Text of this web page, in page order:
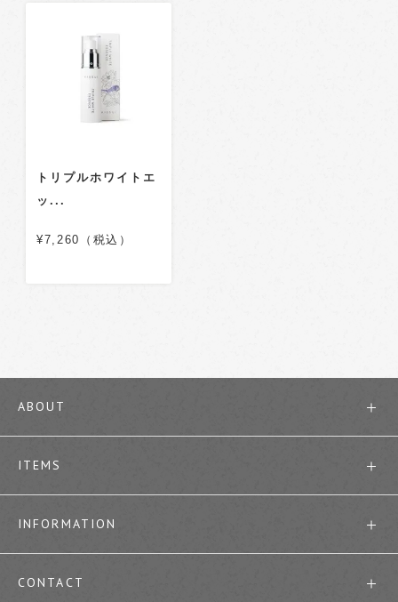
トリプルホワイトエ
ッ...
¥7,260（税込）
ABOUT
ITEMS
INFORMATION
CONTACT